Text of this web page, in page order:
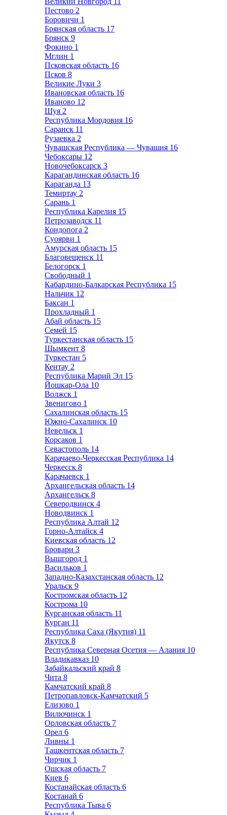
Пестово 2
Боровичи 1
Брянская область 17
Брянск 9
Фокино 1
Мглин 1
Псковская область 16
Псков 8
Великие Луки 3
Ивановская область 16
Иваново 12
Шуя 2
Республика Мордовия 16
Саранск 11
Рузаевка 2
Чувашская Республика — Чувашия 16
Чебоксары 12
Новочебоксарск 3
Карагандинская область 16
Караганда 13
Темиртау 2
Сарань 1
Республика Карелия 15
Петрозаводск 11
Кондопога 2
Суоярви 1
Амурская область 15
Благовещенск 11
Белогорск 1
Свободный 1
Кабардино-Балкарская Республика 15
Нальчик 12
Баксан 1
Прохладный 1
Абай область 15
Семей 15
Туркестанская область 15
Шымкент 8
Туркестан 5
Кентау 2
Республика Марий Эл 15
Йошкар-Ола 10
Волжск 1
Звенигово 1
Сахалинская область 15
Южно-Сахалинск 10
Невельск 1
Корсаков 1
Севастополь 14
Карачаево-Черкесская Республика 14
Черкесск 8
Карачаевск 1
Архангельская область 14
Архангельск 8
Северодвинск 4
Новодвинск 1
Республика Алтай 12
Горно-Алтайск 4
Киевская область 12
Бровари 3
Вышгород 1
Васильков 1
Западно-Казахстанская область 12
Уральск 9
Костромская область 12
Кострома 10
Курганская область 11
Курган 11
Республика Саха (Якутия) 11
Якутск 8
Республика Северная Осетия — Алания 10
Владикавказ 10
Забайкальский край 8
Чита 8
Камчатский край 8
Петропавловск-Камчатский 5
Елизово 1
Вилючинск 1
Орловская область 7
Орел 6
Ливны 1
Ташкентская область 7
Чирчик 1
Ошская область 7
Киев 6
Костанайская область 6
Костанай 6
Республика Тыва 6